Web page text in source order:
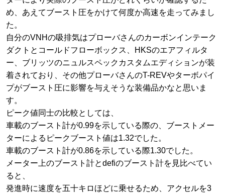
め、あえてブースト圧をかけて何度か高速を走ってみまし
た。
自分のVNHの吸排気はプローバさんのカーボンインテーク
ダクトとコールドフローボックス、HKSのエアフィルタ
ー、ブリッツのニュルスペックカスタムエディションが装
着されており、その他プローバさんのT-REVやターボパイ
プがブースト圧に影響を与えそうな装備品かなと思いま
す。
ピーク値同士の比較としては、
車載のブースト計が0.99を示している際の、ブーストメー
ターによるピークブースト値は1.32でした。
車載のブースト計が0.86を示している際1.30でした。
メーター上のブースト計とdefiのブースト計を見比べてい
ると、
発進時に速度を五十キロほどに乗せるため、アクセルを3